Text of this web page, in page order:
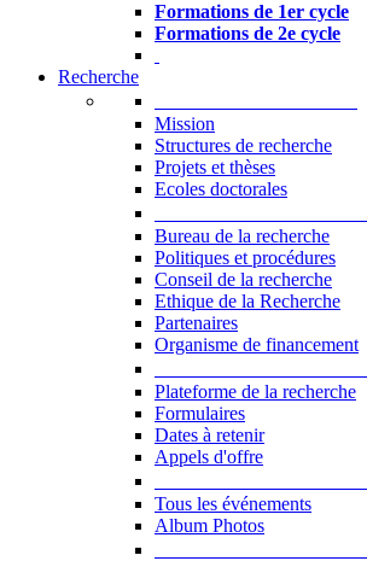
Formations de 1er cycle
Formations de 2e cycle
Recherche
Mission
Structures de recherche
Projets et thèses
Ecoles doctorales
Bureau de la recherche
Politiques et procédures
Conseil de la recherche
Ethique de la Recherche
Partenaires
Organisme de financement
Plateforme de la recherche
Formulaires
Dates à retenir
Appels d'offre
Tous les événements
Album Photos